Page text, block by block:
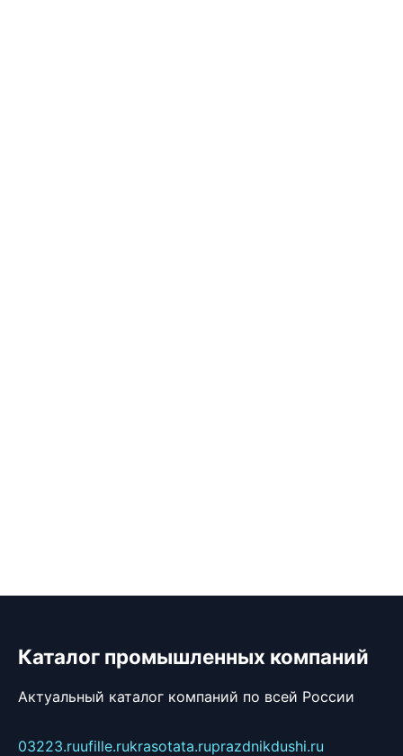
Каталог промышленных компаний
Актуальный каталог компаний по всей России
03223.ruufille.rukrasotata.ruprazdnikdushi.ru